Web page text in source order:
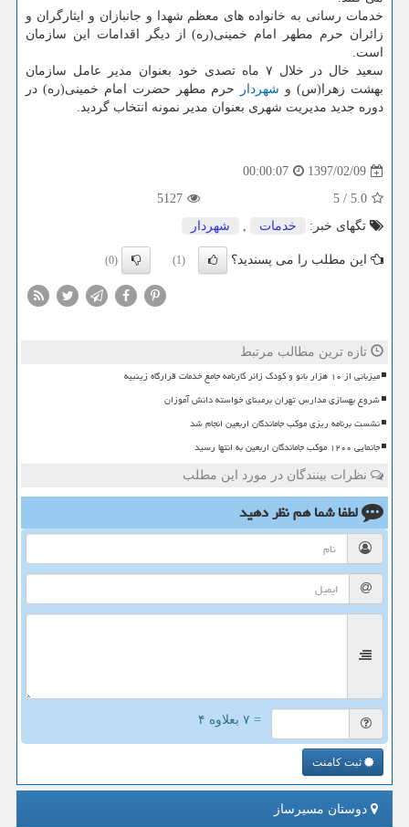
خدمات رسانی به خانواده های معظم شهدا و جانبازان و ایثارگران و
زائران حرم مطهر امام خمینی(ره) از دیگر اقدامات این سازمان
است.
سعید خال در خلال ۷ ماه تصدی خود بعنوان مدیر عامل سازمان
بهشت زهرا(س) و شهردار
حرم مطهر حضرت امام خمینی(ره) در
دوره جدید مدیریت شهری بعنوان مدیر نمونه انتخاب گردید.
1397/02/09
00:00:07
5.0
/
5
5127
تگهای خبر:
خدمات , شهردار
این مطلب را می پسندید؟ (1)
(0)
تازه ترین مطالب مرتبط
میزبانی از ۱۰ هزار بانو و کودک زائر کارنامه جامع خدمات قرارگاه زینبیه
شروع بهسازی مدارس تهران برمبنای خواسته دانش آموزان
نشست برنامه ریزی موکب جاماندگان اربعین انجام شد
جانمایی ۱۲۰۰ موکب جاماندگان اربعین به انتها رسید
نظرات بینندگان در مورد این مطلب
لطفا شما همنظر دهید
= ۷ بعلاوه ۴
ثبت کامنت
دوستان مسیرساز